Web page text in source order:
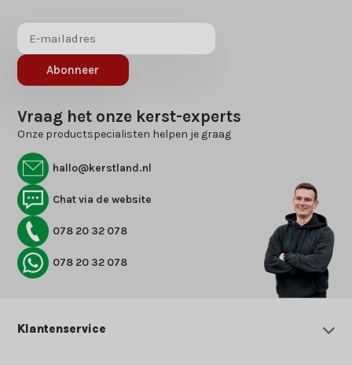
Abonneer
Vraag het onze kerst-experts
Onze productspecialisten helpen je graag
hallo@kerstland.nl
Chat via de website
078 20 32 078
078 20 32 078
Klantenservice